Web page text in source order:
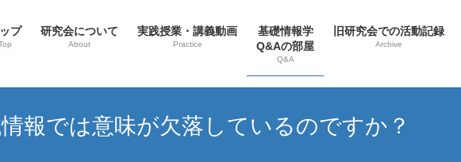
プ 研究会について
About
実践授業・講義動画
Practice
基礎情報学
Q&Aの部屋
Q&A
旧研究会での活動記録
Archive
報では意味が欠落しているのですか？